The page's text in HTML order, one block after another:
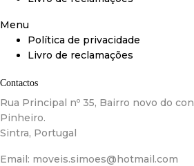
Menu
Política de privacidade
Livro de reclamações
Contactos
Rua Principal nº 35, Bairro novo do
Pinheiro.
Sintra, Portugal
Email: moveis.simoes@hotmail.com